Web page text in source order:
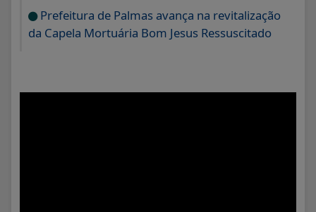
Prefeitura de Palmas avança na revitalização
da Capela Mortuária Bom Jesus Ressuscitado